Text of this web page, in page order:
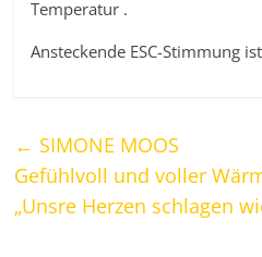
Temperatur .
Ansteckende ESC-Stimmung
← SIMONE MOOS
Gefühlvoll und voller
„Unsre Herzen schlagen